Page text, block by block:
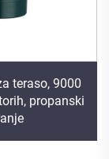
teraso, 9000
propanski